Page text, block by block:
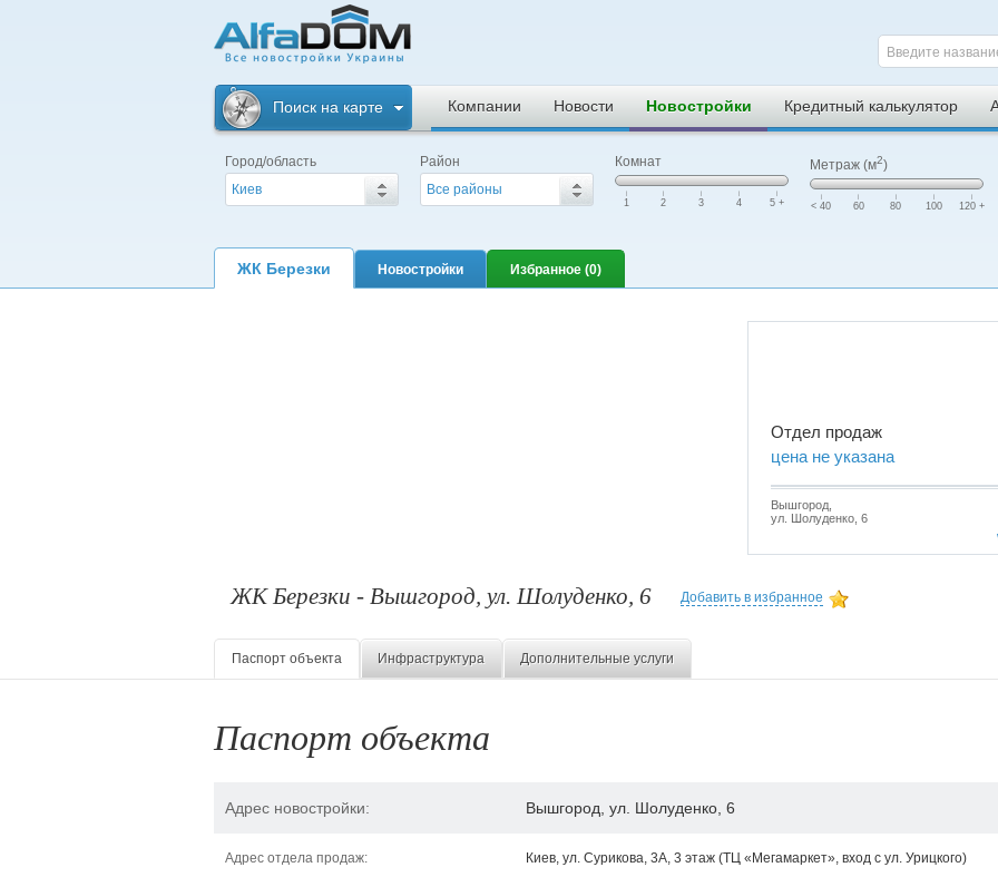
новостройки
Украины
Введите
Поиск на карте Компании Новости Новостройки Кредитный калькулятор
Город/область
Киев
Район
Все районы
Комнат
|
1
|
2
|
3
|
4
|
5 +
Метраж (м2)
|
< 40
|
60
|
80
|
100
|
120 +
ЖК Березки Новостройки Избранное (0)
Отдел продаж
цена не указана
Вышгород,
ул. Шолуденко, 6
ЖК Березки - Вышгород, ул. Шолуденко, 6 Добавить в избранное
Паспорт объекта Инфраструктура Дополнительные услуги
Паспорт объекта
Адрес новостройки: Вышгород, ул. Шолуденко, 6
Адрес отдела продаж: Киев, ул. Сурикова, 3А, 3 этаж (ТЦ «Мегамаркет», вход с ул. Урицкого)